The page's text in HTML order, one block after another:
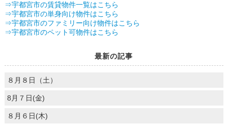
⇒宇都宮市の賃貸物件一覧はこちら
⇒宇都宮市の単身向け物件はこちら
⇒宇都宮市のファミリー向け物件はこちら
⇒宇都宮市のペット可物件はこちら
最新の記事
８月８日（土）
8月７日(金)
８月６日(木)